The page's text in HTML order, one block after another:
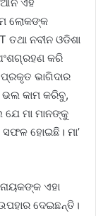
ଏହି
ଲୋକଙ୍କ
ନବୀନ ଓଡିଶା
କରି
ଭାଗିଦାର
କାମ କରିବୁ,
ମା ମାନଙ୍କୁ
ହୋଇଛି। ମା’
ଏହା
ଦେଇଛନ୍ତି।